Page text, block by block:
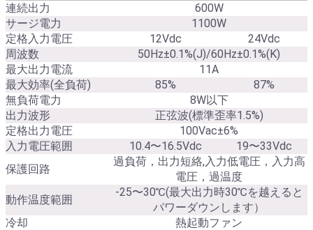
連続出力
600W
サージ電力
1100W
定格入力電圧
12Vdc
24Vdc
周波数
50Hz±0.1%(J)/60Hz±0.1%(K)
最大出力電流
11A
最大効率(全負荷)
85%
87%
無負荷電力
8W以下
出力波形
正弦波(標準歪率1.5%)
定格出力電圧
100Vac±6%
入力電圧範囲
10.4〜16.5Vdc
19〜33Vdc
保護回路
過負荷，出力短絡,入力低電圧，入力高
電圧，過温度
動作温度範囲
-25〜30℃(最大出力時30℃を越えると
パワーダウンします）
冷却
熱起動ファン